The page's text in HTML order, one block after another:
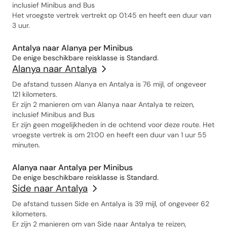
inclusief Minibus and Bus
Het vroegste vertrek vertrekt op 01:45 en heeft een duur van
3 uur.
Antalya naar Alanya per Minibus
De enige beschikbare reisklasse is Standard.
Alanya naar Antalya
De afstand tussen Alanya en Antalya is 76 mijl, of ongeveer
121 kilometers.
Er zijn 2 manieren om van Alanya naar Antalya te reizen,
inclusief Minibus and Bus
Er zijn geen mogelijkheden in de ochtend voor deze route. Het
vroegste vertrek is om 21:00 en heeft een duur van 1 uur 55
minuten.
Alanya naar Antalya per Minibus
De enige beschikbare reisklasse is Standard.
Side naar Antalya
De afstand tussen Side en Antalya is 39 mijl, of ongeveer 62
kilometers.
Er zijn 2 manieren om van Side naar Antalya te reizen,